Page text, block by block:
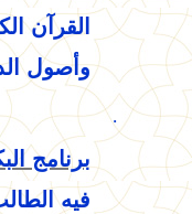
القرآن
وأصول الدعوة
·
برنامج
فيه الطالب